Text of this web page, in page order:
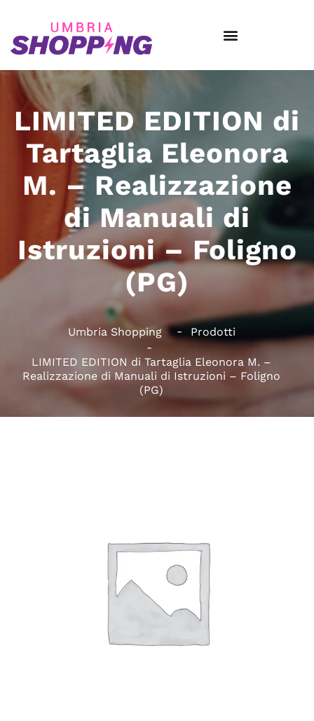
LIMITED EDITION di
Tartaglia Eleonora
M. – Realizzazione
di Manuali di
Istruzioni – Foligno
(PG)
Umbria Shopping Prodotti
LIMITED EDITION di Tartaglia Eleonora M. –
Realizzazione di Manuali di Istruzioni – Foligno
(PG)